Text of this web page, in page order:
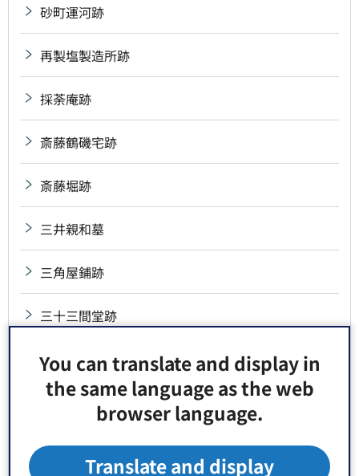
You can translate and display in
the same language as the web
browser language.
Translate and display
砂町運河跡
再製塩製造所跡
採荼庵跡
斎藤鶴磯宅跡
斎藤堀跡
三井親和墓
三角屋鋪跡
三十三間堂跡
三代・四代・五代山響墓
三代・四代・六代若松墓
三沢局墓